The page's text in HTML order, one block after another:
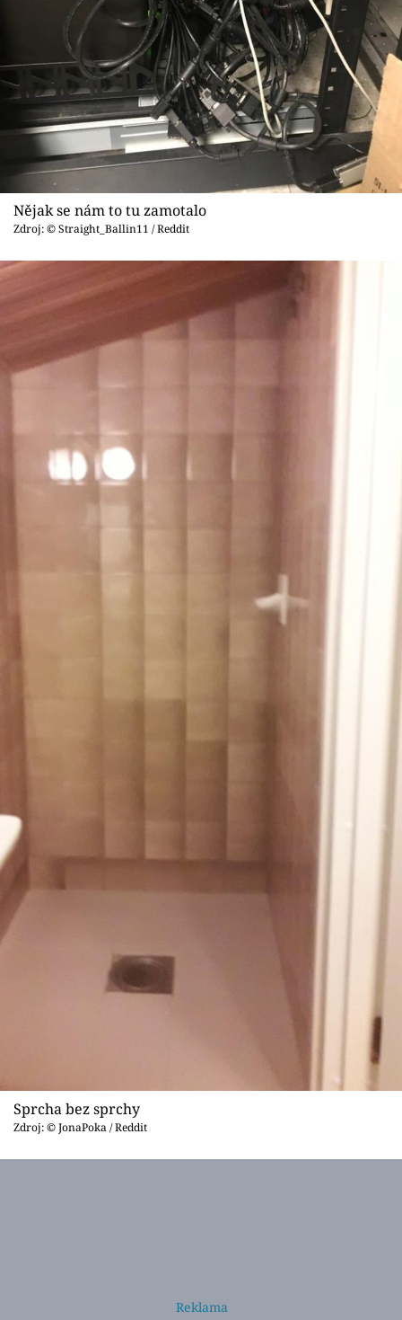
Nějak se nám to tu zamotalo
Zdroj: © Straight_Ballin11 / Reddit
Sprcha bez sprchy
Zdroj: © JonaPoka / Reddit